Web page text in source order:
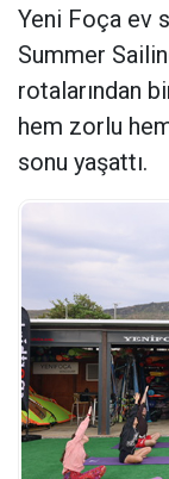
Yeni Foça ev
Summer
rotalarından
hem zorlu
sonu yaşattı.